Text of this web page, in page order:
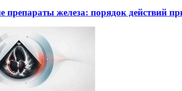
препараты железа: порядок действий